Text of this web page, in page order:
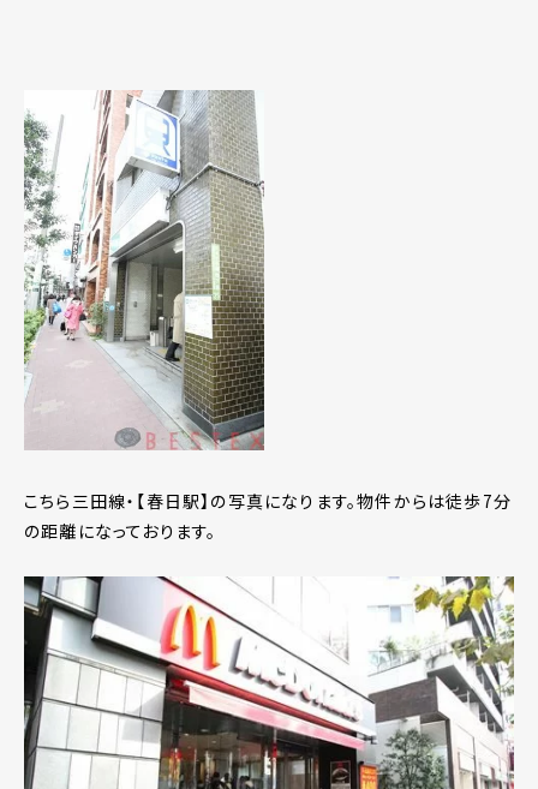
こちら三田線・【春日駅】の写真になります。物件からは徒歩7分
の距離になっております。